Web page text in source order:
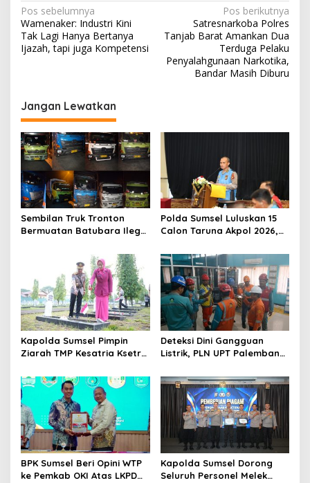
N
a
v
a
s
i
p
o
s
Pos sebelumnya
Wamenaker: Industri Kini
Tak Lagi Hanya Bertanya
Ijazah, tapi juga Kompetensi
Pos berikutnya
Satresnarkoba Polres
Tanjab Barat Amankan Dua
Terduga Pelaku
Penyalahgunaan Narkotika,
Bandar Masih Diburu
Jangan Lewatkan
Sembilan Truk Tronton
Bermuatan Batubara Ilegal
Ungkap Jaringan Angkutan
Polda Sumsel Luluskan 15
Calon Taruna Akpol 2026,
Pusat
Kapolda Sumsel Pimpin
Ziarah TMP Kesatria Ksetra
Pahlawan Jelang Hari
Bhayangkara ke-80
Deteksi Dini Gangguan
Listrik, PLN UPT Palembang
Sungai Kedukan–Sungai
Juaro
BPK Sumsel Beri Opini WTP
ke Pemkab OKI Atas LKPD
Kapolda Sumsel Dorong
Seluruh Personel Melek